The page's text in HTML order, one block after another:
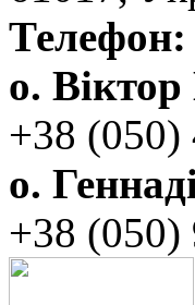
Телефон:
о.
+38 (050)‭
о.
+38 (050)‭